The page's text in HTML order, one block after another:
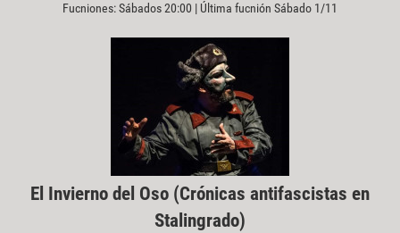
Fucniones: Sábados 20:00 | Última fucnión Sábado 1/11
El Invierno del Oso (Crónicas antifascistas en
Stalingrado)